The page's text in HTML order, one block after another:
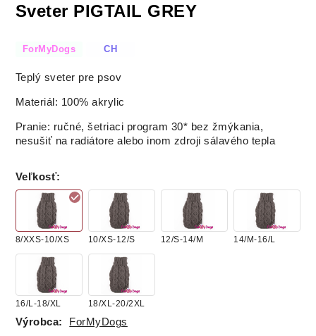
Sveter PIGTAIL GREY
ForMyDogs CH
Teplý sveter pre psov
Materiál: 100% akrylic
Pranie: ručné, šetriaci program 30* bez žmýkania,
nesušiť na radiátore alebo inom zdroji sálavého tepla
Veľkosť:
8/XXS-10/XS 10/XS-12/S 12/S-14/M 14/M-16/L
16/L-18/XL 18/XL-20/2XL
Výrobca: ForMyDogs